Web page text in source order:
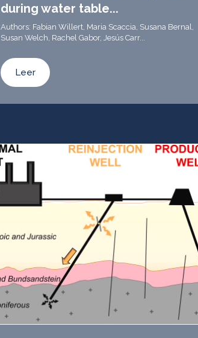
during water table...
Authors: Fabian Willert, Maria Scaccia, Susana Bernal,
Susan Welch, Rachel Gabor, Jesús Carr...
Leer